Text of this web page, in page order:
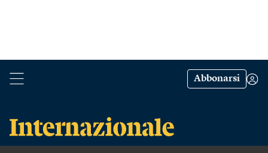
Abbonarsi